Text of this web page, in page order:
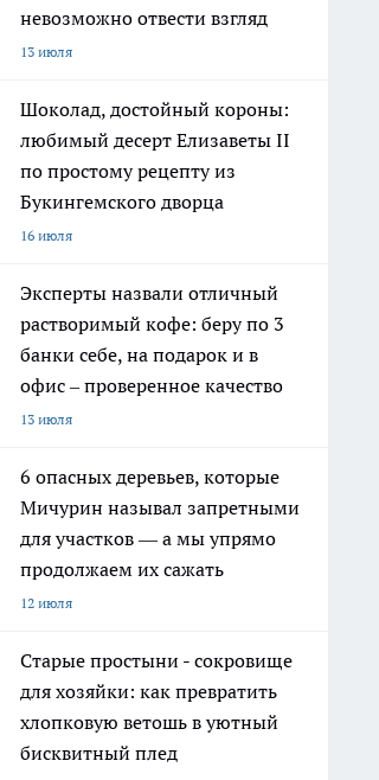
невозможно отвести взгляд
13 июля
Шоколад, достойный короны:
любимый десерт Елизаветы II
по простому рецепту из
Букингемского дворца
16 июля
Эксперты назвали отличный
растворимый кофе: беру по 3
банки себе, на подарок и в
офис – проверенное качество
13 июля
6 опасных деревьев, которые
Мичурин называл запретными
для участков — а мы упрямо
продолжаем их сажать
12 июля
Старые простыни - сокровище
для хозяйки: как превратить
хлопковую ветошь в уютный
бисквитный плед